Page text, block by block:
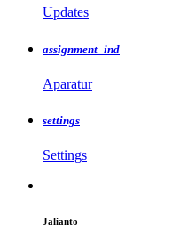
Updates
assignment_ind
Aparatur
settings
Settings
Jalianto